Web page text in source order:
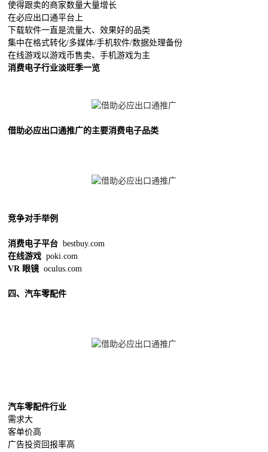
使得跟卖的商家数量大量增长
在必应出口通平台上
下载软件一直是流量大、效果好的品类
集中在格式转化/多媒体/手机软件/数据处理备份
在线游戏以游戏币售卖、手机游戏为主
消费电子行业淡旺季一览
借助必应出口通推广的主要消费电子品类
竞争对手举例
消费电子平台bestbuy.com
在线游戏poki.com
VR 眼镜oculus.com
四、汽车零配件
汽车零配件行业
需求大
客单价高
广告投资回报率高